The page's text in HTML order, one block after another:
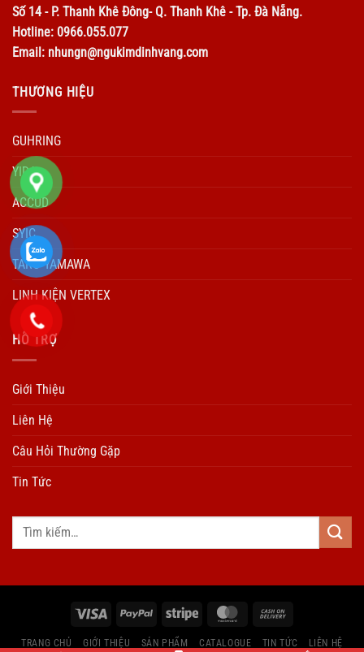
Số 14 - P. Thanh Khê Đông- Q. Thanh Khê - Tp. Đà Nẵng.
Hotline: 0966.055.077
Email: nhungn@ngukimdinhvang.com
THƯƠNG HIỆU
GUHRING
YIDA
ACCUD
SYIC
TARO YAMAWA
LINH KIỆN VERTEX
HÕ TRỢ
Giới Thiệu
Liên Hệ
Câu Hỏi Thường Gặp
Tin Tức
TRANG CHỦ GIỚI THIỆU SẢN PHẨM CATALOGUE TIN TỨC LIÊN HỆ